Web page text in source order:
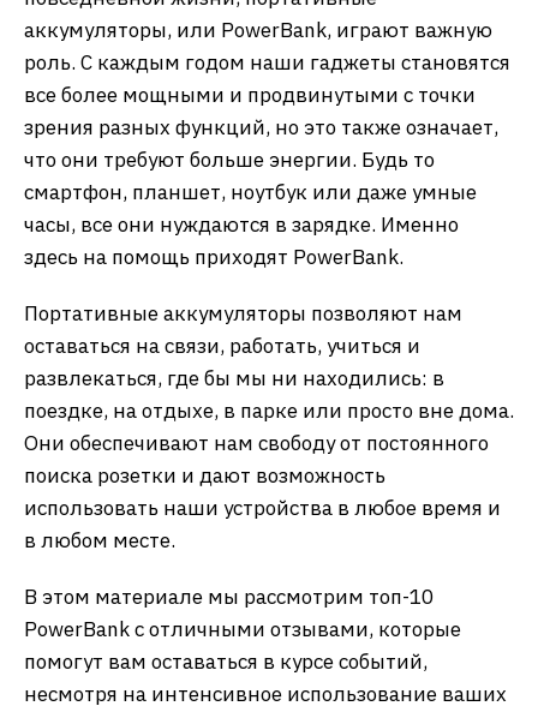
аккумуляторы, или PowerBank, играют важную
роль. С каждым годом наши гаджеты становятся
все более мощными и продвинутыми с точки
зрения разных функций, но это также означает,
что они требуют больше энергии. Будь то
смартфон, планшет, ноутбук или даже умные
часы, все они нуждаются в зарядке. Именно
здесь на помощь приходят PowerBank.
Портативные аккумуляторы позволяют нам
оставаться на связи, работать, учиться и
развлекаться, где бы мы ни находились: в
поездке, на отдыхе, в парке или просто вне дома.
Они обеспечивают нам свободу от постоянного
поиска розетки и дают возможность
использовать наши устройства в любое время и
в любом месте.
В этом материале мы рассмотрим топ-10
PowerBank с отличными отзывами, которые
помогут вам оставаться в курсе событий,
несмотря на интенсивное использование ваших